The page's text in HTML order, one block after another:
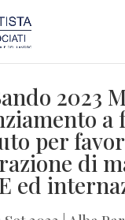
2023
a
per
di
ed